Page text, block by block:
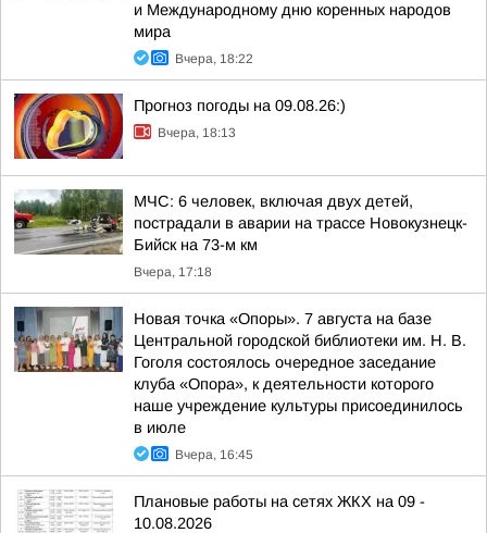
и Международному дню коренных народов
мира
Вчера, 18:22
Прогноз погоды на 09.08.26:)
Вчера, 18:13
МЧС: 6 человек, включая двух детей,
пострадали в аварии на трассе Новокузнецк-
Бийск на 73-м км
Вчера, 17:18
Новая точка «Опоры». 7 августа на базе
Центральной городской библиотеки им. Н. В.
Гоголя состоялось очередное заседание
клуба «Опора», к деятельности которого
наше учреждение культуры присоединилось
в июле
Вчера, 16:45
Плановые работы на сетях ЖКХ на 09 -
10.08.2026